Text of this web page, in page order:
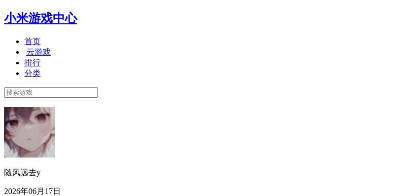
小米游戏中心
首页
云游戏
排行
分类
随风远去y
2026年06月17日